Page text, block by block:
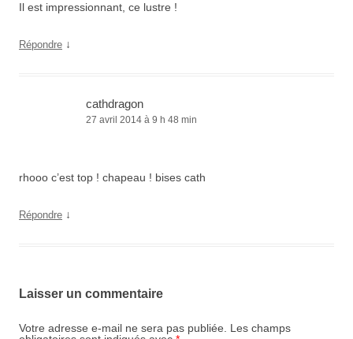
Il est impressionnant, ce lustre !
Répondre ↓
cathdragon
27 avril 2014 à 9 h 48 min
rhooo c’est top ! chapeau ! bises cath
Répondre ↓
Laisser un commentaire
Votre adresse e-mail ne sera pas publiée.
Les champs